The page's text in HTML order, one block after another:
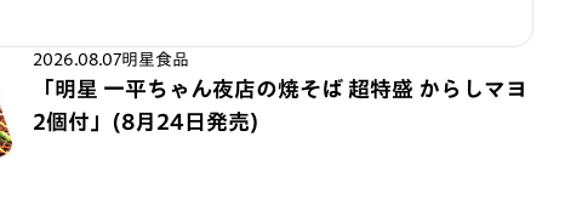
2026.08.07明星食品
「明星 一平ちゃん夜店の焼そば 超特盛 からしマヨ
2個付」(8月24日発売)